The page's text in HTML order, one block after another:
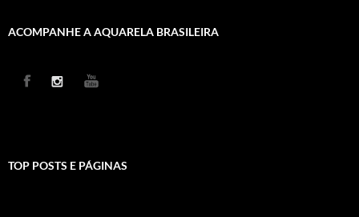
ACOMPANHE A AQUARELA BRASILEIRA
TOP POSTS E PÁGINAS